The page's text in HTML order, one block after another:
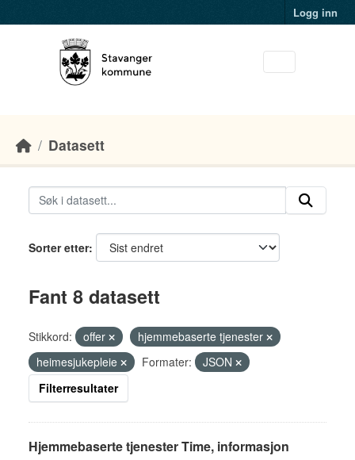
Logg inn
Datasett
Sorter etter
Fant 8 datasett
Stikkord: offer
hjemmebaserte tjenester
heimesjukepleie
Formater:
JSON
Filterresultater
Hjemmebaserte tjenester Time, informasjon